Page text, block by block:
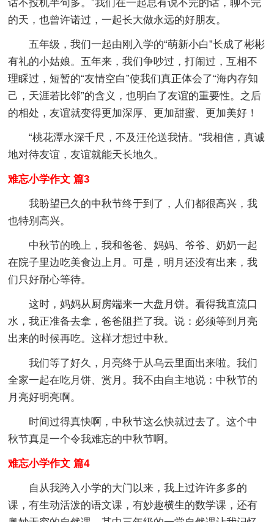
话不投机半句多。”我们在一起总有说不完的话，聊不完
的天，也曾许诺过，一起长大做永远的好朋友。
五年级，我们一起由刚入学的“萌新小白”长成了彬彬
有礼的小姑娘。五年来，我们争吵过，打闹过，互相不
理睬过，短暂的“友情空白”使我们真正体会了“海内存知
己，天涯若比邻”的含义，也明白了友谊的重要性。之后
的相处，友谊就变得更加深厚、更加甜蜜、更加美好！
“桃花潭水深千尺，不及汪伦送我情。”我相信，真诚
地对待友谊，友谊就能天长地久。
难忘小学作文 篇3
我盼望已久的中秋节终于到了，人们都很高兴，我
也特别高兴。
中秋节的晚上，我和爸爸、妈妈、爷爷、奶奶一起
在院子里边吃美食边上月。可是，明月还没有出来，我
们只好耐心等待。
这时，妈妈从厨房端来一大盘月饼。看得我直流口
水，我正准备去拿，爸爸阻拦了我。说：必须等到月亮
出来的时候再吃。这样才想过中秋。
我们等了好久，月亮终于从乌云里面出来啦。我们
全家一起在吃月饼、赏月。我不由自主地说：中秋节的
月亮好明亮啊。
时间过得真快啊，中秋节这么快就过去了。这个中
秋节真是一个令我难忘的中秋节啊。
难忘小学作文 篇4
自从我跨入小学的大门以来，我上过许许多多的
课，有生动活泼的语文课，有妙趣横生的数学课，还有